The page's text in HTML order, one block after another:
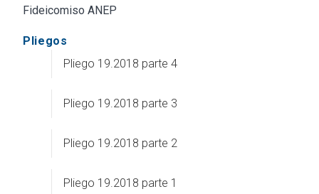
Fideicomiso ANEP
Pliegos
Pliego 19.2018 parte 4
Pliego 19.2018 parte 3
Pliego 19.2018 parte 2
Pliego 19.2018 parte 1